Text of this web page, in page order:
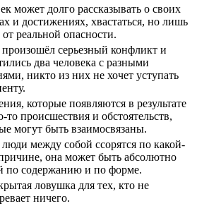
может долго рассказывать о своих
и достижениях, хвастаться, но лишь
реальной опасности.
произошёл серьезный конфликт и
два человека с разными
никто из них не хочет уступать
которые появляются в результате
то происшествия и обстоятельств,
могут быть взаимосвязаны.
люди между собой ссорятся по какой-
она может быть абсолютно
по содержанию и по форме.
ловушка для тех, кто не
ничего.